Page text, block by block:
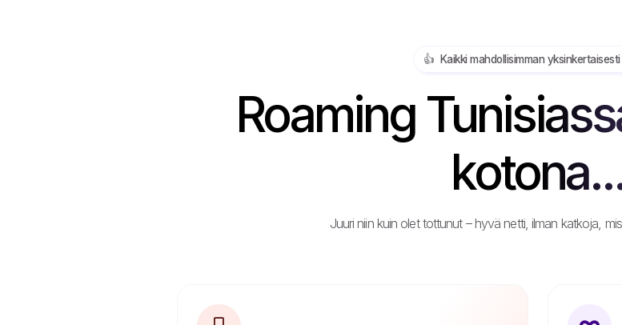
👍️ Kaikki mahdollisimman yksinkertaisesti
Roaming
Juuri niin kuin olet tottunut – hyvä netti, ilman katkoja,